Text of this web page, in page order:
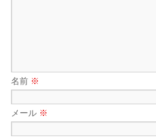
名前 ※
メール ※